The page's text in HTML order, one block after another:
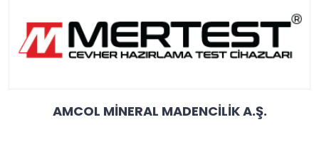
AMCOL MİNERAL MADENCİLİK A.Ş.